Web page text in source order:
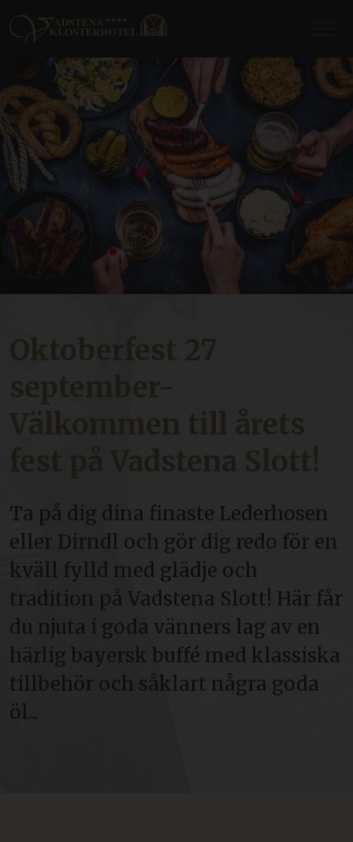
september-
Välkommen till årets
fest på Vadstena Slott!
Ta på dig dina finaste Lederhosen
eller Dirndl och gör dig redo för en
kväll fylld med glädje och
tradition på Vadstena Slott! Här får
du njuta i goda vänners lag av en
härlig bayersk buffé med klassiska
tillbehör och såklart några goda
öl...